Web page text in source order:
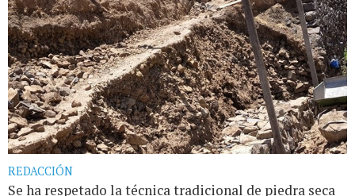
REDACCIÓN
Se ha respetado la técnica tradicional de piedra seca